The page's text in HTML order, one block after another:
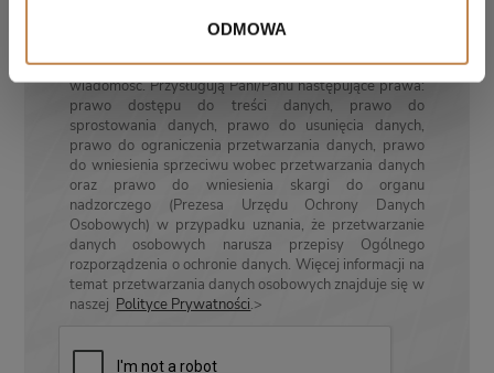
ODMOWA
o.o. z siedzibą w Warszawie, ul. Miodowa 1, 00-080
będą w celu udzielenia odpowiedzi na przesłaną
wiadomość. Przysługują Pani/Panu następujące prawa:
prawo dostępu do treści danych, prawo do
sprostowania danych, prawo do usunięcia danych,
prawo do ograniczenia przetwarzania danych, prawo
do wniesienia sprzeciwu wobec przetwarzania danych
oraz prawo do wniesienia skargi do organu
nadzorczego (Prezesa Urzędu Ochrony Danych
Osobowych) w przypadku uznania, że przetwarzanie
danych osobowych narusza przepisy Ogólnego
rozporządzenia o ochronie danych. Więcej informacji na
temat przetwarzania danych osobowych znajduje się w
naszej Polityce Prywatności.>